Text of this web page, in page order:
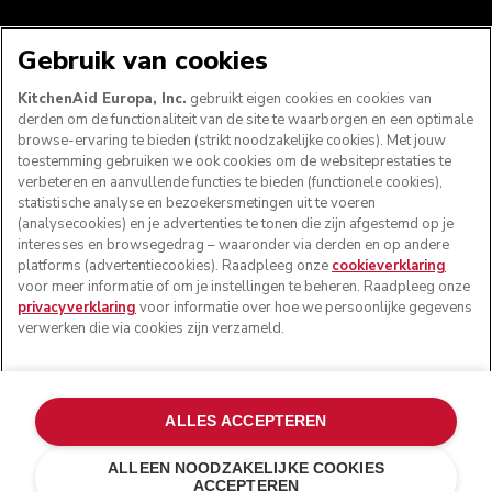
VOLG ONS
© KitchenAid 2026 - Alle rechten voorbehouden.
KitchenAid en het design van de mixer zijn handelsmerken
Mijn cookies beheren Privacyverklaring
Cookiebeleid
Andere landen
Online geschillenafhandeling
Gebruik van cookies
KitchenAid Europa, Inc. gebruikt eigen cookies en cookies van
derden om de functionaliteit van de site te waarborgen en een optimale
browse-ervaring te bieden (strikt noodzakelijke cookies). Met jouw
toestemming gebruiken we ook cookies om de websiteprestaties te
verbeteren en aanvullende functies te bieden (functionele cookies),
statistische analyse en bezoekersmetingen uit te voeren
(analysecookies) en je advertenties te tonen die zijn afgestemd op je
interesses en browsegedrag – waaronder via derden en op andere
platforms (advertentiecookies). Raadpleeg onze cookieverklaring
voor meer informatie of om je instellingen te beheren. Raadpleeg onze
privacyverklaring voor informatie over hoe we persoonlijke gegevens
verwerken die via cookies zijn verzameld.
ALLEEN NOODZAKELIJKE COOKIES
ACCEPTEREN
ALLES ACCEPTEREN